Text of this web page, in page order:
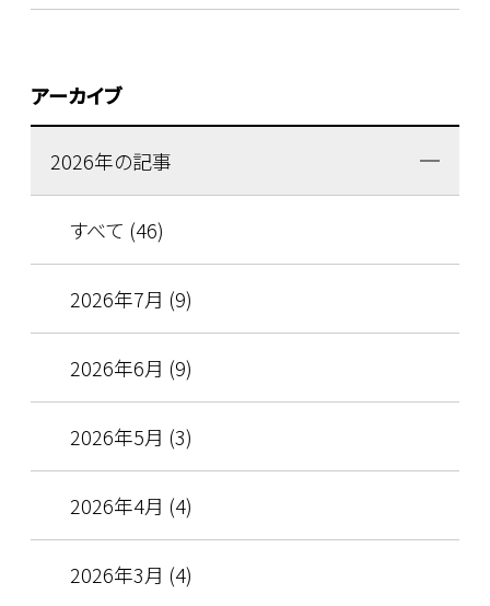
アーカイブ
2026年の記事
すべて (46)
2026年7月 (9)
2026年6月 (9)
2026年5月 (3)
2026年4月 (4)
2026年3月 (4)